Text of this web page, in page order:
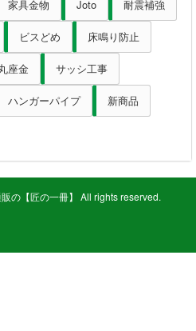
家具金物 Joto 耐震補強
ビスどめ 床鳴り防止
座金 サッシ工事
ハンガーパイプ 新商品
の【匠の一冊】 All rights reserved.